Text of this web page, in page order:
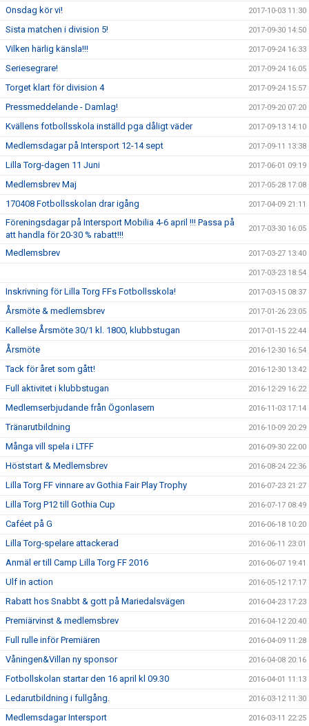
Onsdag kör vi! 2017-10-03 11:30
Sista matchen i division 5! 2017-09-30 14:50
Vilken härlig känsla!!! 2017-09-24 16:33
Seriesegrare! 2017-09-24 16:05
Torget klart för division 4 2017-09-24 15:57
Pressmeddelande - Damlag! 2017-09-20 07:20
Kvällens fotbollsskola inställd pga dåligt väder 2017-09-13 14:10
Medlemsdagar på Intersport 12-14 sept 2017-09-11 13:38
Lilla Torg-dagen 11 Juni 2017-06-01 09:19
Medlemsbrev Maj 2017-05-28 17:08
170408 Fotbollsskolan drar igång 2017-04-09 21:11
Föreningsdagar på Intersport Mobilia 4-6 april !!! Passa på
att handla för 20-30 % rabatt!!!
2017-03-30 16:05
Medlemsbrev 2017-03-27 13:40
2017-03-23 18:54
Inskrivning för Lilla Torg FFs Fotbollsskola! 2017-03-15 08:37
Årsmöte & medlemsbrev 2017-01-26 23:05
Kallelse Årsmöte 30/1 kl. 1800, klubbstugan 2017-01-15 22:44
Årsmöte 2016-12-30 16:54
Tack för året som gått! 2016-12-30 13:42
Full aktivitet i klubbstugan 2016-12-29 16:22
Medlemserbjudande från Ögonlasern 2016-11-03 17:14
Tränarutbildning 2016-10-09 20:29
Många vill spela i LTFF 2016-09-30 22:00
Höststart & Medlemsbrev 2016-08-24 22:36
Lilla Torg FF vinnare av Gothia Fair Play Trophy 2016-07-23 21:27
Lilla Torg P12 till Gothia Cup 2016-07-17 08:49
Caféet på G 2016-06-18 10:20
Lilla Torg-spelare attackerad 2016-06-11 23:01
Anmäl er till Camp Lilla Torg FF 2016 2016-06-07 19:41
Ulf in action 2016-05-12 17:17
Rabatt hos Snabbt & gott på Mariedalsvägen 2016-04-23 17:23
Premiärvinst & medlemsbrev 2016-04-12 20:40
Full rulle inför Premiären 2016-04-09 11:28
Våningen&Villan ny sponsor 2016-04-08 20:16
Fotbollskolan startar den 16 april kl 09.30 2016-04-01 11:13
Ledarutbildning i fullgång. 2016-03-12 11:30
Medlemsdagar Intersport 2016-03-11 22:25